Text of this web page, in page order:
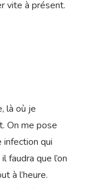
Sophie. Pas la